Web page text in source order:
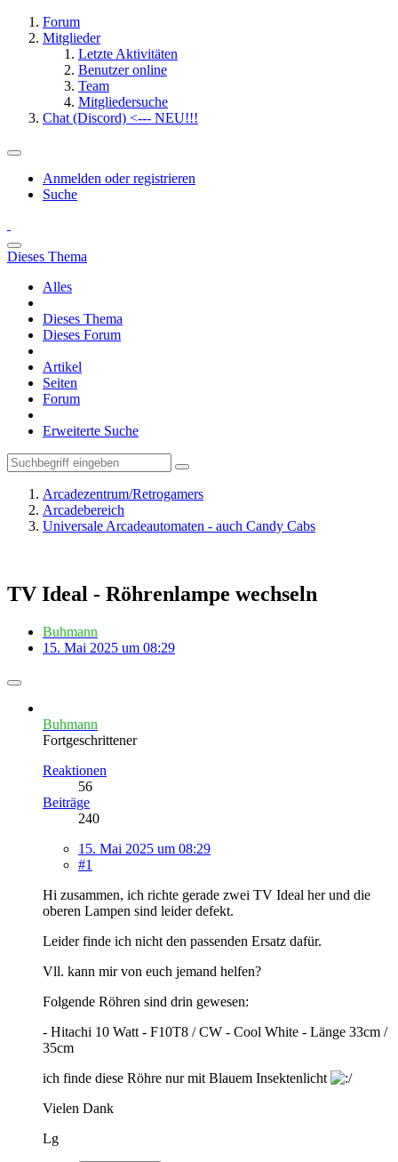
Forum
Mitglieder
Letzte Aktivitäten
Benutzer online
Team
Mitgliedersuche
Chat (Discord) <--- NEU!!!
Anmelden oder registrieren
Suche
Dieses Thema
Alles
Dieses Thema
Dieses Forum
Artikel
Seiten
Forum
Erweiterte Suche
Arcadezentrum/Retrogamers
Arcadebereich
Universale Arcadeautomaten - auch Candy Cabs
TV Ideal - Röhrenlampe wechseln
Buhmann
15. Mai 2025 um 08:29
Buhmann
Fortgeschrittener
Reaktionen
56
Beiträge
240
15. Mai 2025 um 08:29
#1
Hi zusammen, ich richte gerade zwei TV Ideal her und die
oberen Lampen sind leider defekt.
Leider finde ich nicht den passenden Ersatz dafür.
Vll. kann mir von euch jemand helfen?
Folgende Röhren sind drin gewesen:
- Hitachi 10 Watt - F10T8 / CW - Cool White - Länge 33cm /
35cm
ich finde diese Röhre nur mit Blauem Insektenlicht
Vielen Dank
Lg